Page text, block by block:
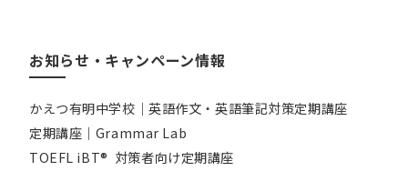
お知らせ・キャンペーン情報
かえつ有明中学校｜英語作文・英語筆記対策定期講座
定期講座｜Grammar Lab
TOEFL iBT® 対策者向け定期講座